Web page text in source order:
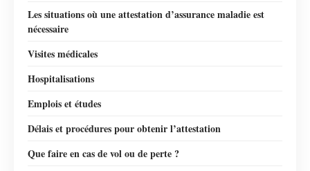
Les situations où une attestation d’assurance maladie est
nécessaire
Visites médicales
Hospitalisations
Emplois et études
Délais et procédures pour obtenir l’attestation
Que faire en cas de vol ou de perte ?